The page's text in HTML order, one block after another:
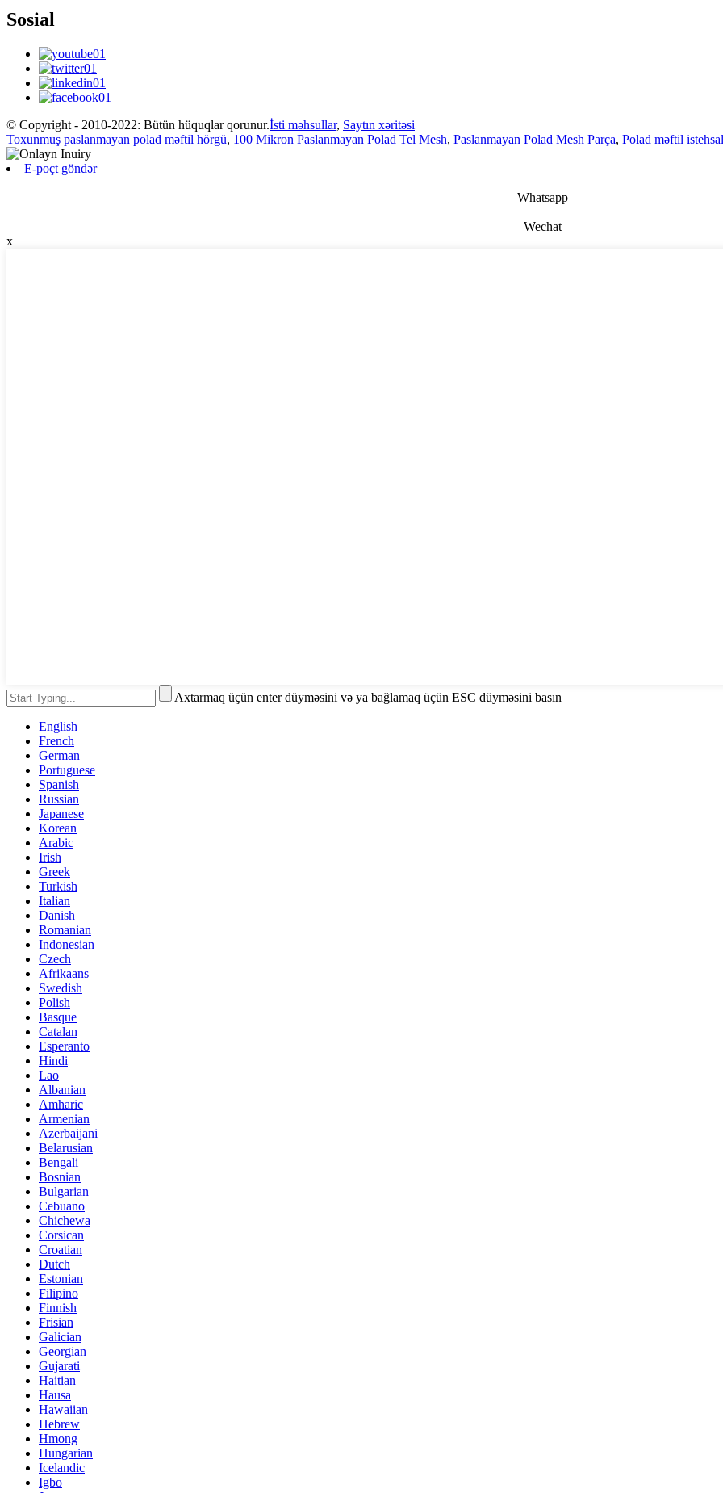
Sosial
© Copyright - 2010-2022: Bütün hüquqlar qorunur.İsti məhsullar, Saytın xəritəsi
Toxunmuş paslanmayan polad məftil hörgü, 100 Mikron Paslanmayan Polad Tel Mesh, Paslanmayan Polad Mesh Parça, Polad məftil
E-poçt göndər
Whatsapp
Wechat
x
Axtarmaq üçün enter düyməsini və ya bağlamaq üçün ESC düyməsini basın
English
French
German
Portuguese
Spanish
Russian
Japanese
Korean
Arabic
Irish
Greek
Turkish
Italian
Danish
Romanian
Indonesian
Czech
Afrikaans
Swedish
Polish
Basque
Catalan
Esperanto
Hindi
Lao
Albanian
Amharic
Armenian
Azerbaijani
Belarusian
Bengali
Bosnian
Bulgarian
Cebuano
Chichewa
Corsican
Croatian
Dutch
Estonian
Filipino
Finnish
Frisian
Galician
Georgian
Gujarati
Haitian
Hausa
Hawaiian
Hebrew
Hmong
Hungarian
Icelandic
Igbo